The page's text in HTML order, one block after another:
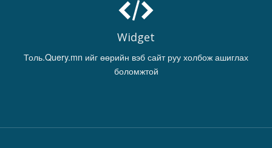
Widget
Толь.Query.mn ийг өөрийн вэб сайт руу холбож ашиглах
боломжтой